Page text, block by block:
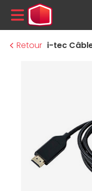
MENU
Retour